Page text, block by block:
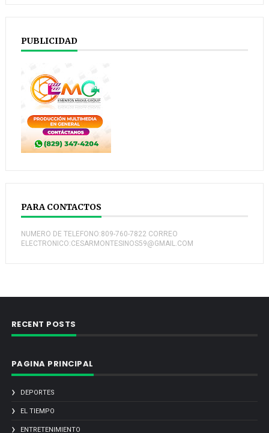
PUBLICIDAD
PARA CONTACTOS
NUMERO DE TELEFONO:809-760-7822 CORREO
ELECTRONICO:CESARMONTESINOS59@GMAIL.COM
RECENT POSTS
PAGINA PRINCIPAL
DEPORTES
EL TIEMPO
ENTRETENIMIENTO